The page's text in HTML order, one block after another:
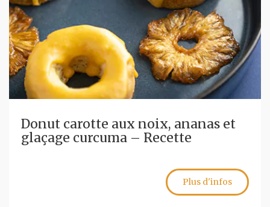
Donut carotte aux noix, ananas et
glaçage curcuma – Recette
Plus d'infos